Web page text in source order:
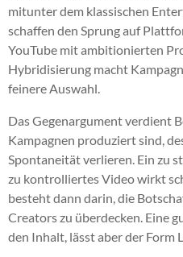
mitunter dem klassischen
schaffen den Sprung auf
YouTube mit ambitionierten
Hybridisierung macht
feinere Auswahl.
Das Gegenargument verdient
Kampagnen produziert sind,
Spontaneität verlieren. Ein zu
zu kontrolliertes Video wirkt
besteht dann darin, die
Creators zu überdecken. Eine
den Inhalt, lässt aber der Form